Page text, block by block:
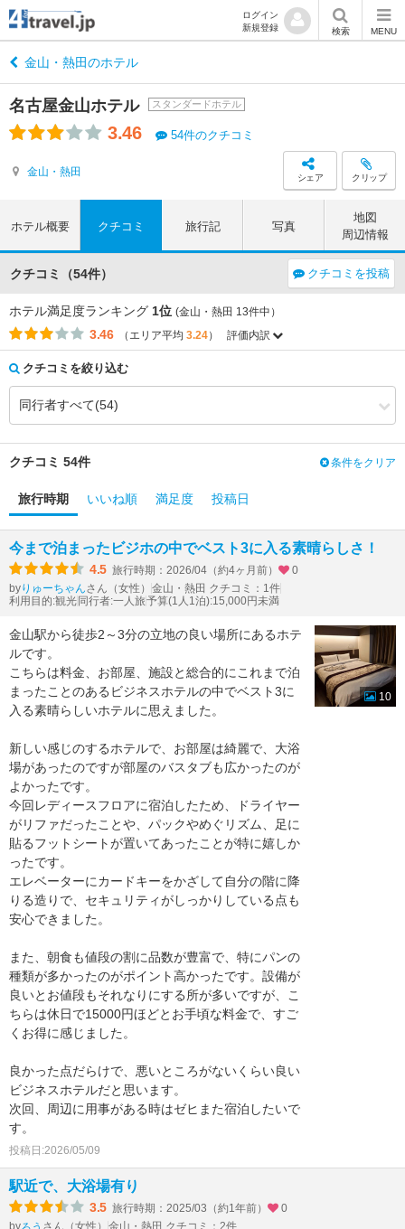
ログイン
新規登録
検索 MENU
金山・熱田のホテル
名古屋金山ホテル スタンダードホテル
3.46 54件のクチコミ
金山・熱田 シェア クリップ
ホテル概要 クチコミ 旅行記 写真
地図
周辺情報
クチコミ（54件） クチコミを投稿
ホテル満足度ランキング 1位 (金山・熱田 13件中）
3.46 （エリア平均 3.24）
評価内訳
評価項目
エリア平均
このホテルの平均
アクセス
コストパフォーマンス
接客対応 3.47 3.57（+0.10）
風呂
食事・ドリンク
クチコミを絞り込む
クチコミ 54件 条件をクリア
旅行時期 いいね順 満足度 投稿日
今まで泊まったビジホの中でベスト3に入る素晴らしさ！
4.5 旅行時期：2026/04（約4ヶ月前）
0
byりゅーちゃんさん（女性） 金山・熱田 クチコミ：1件
利用目的:観光 同行者:一人旅予算(1人1泊):15,000円未満
金山駅から徒歩2～3分の立地の良い場所にあるホテ
ルです。
こちらは料金、お部屋、施設と総合的にこれまで泊
まったことのあるビジネスホテルの中でベスト3に
入る素晴らしいホテルに思えました。
新しい感じのするホテルで、お部屋は綺麗で、大浴
場があったのですが部屋のバスタブも広かったのが
よかったです。
今回レディースフロアに宿泊したため、ドライヤー
がリファだったことや、パックやめぐリズム、足に
貼るフットシートが置いてあったことが特に嬉しか
ったです。
エレベーターにカードキーをかざして自分の階に降
りる造りで、セキュリティがしっかりしている点も
安心できました。
また、朝食も値段の割に品数が豊富で、特にパンの
種類が多かったのがポイント高かったです。設備が
良いとお値段もそれなりにする所が多いですが、こ
ちらは休日で15000円ほどとお手頃な料金で、すご
くお得に感じました。
良かった点だらけで、悪いところがないくらい良い
ビジネスホテルだと思います。
次回、周辺に用事がある時はゼヒまた宿泊したいで
す。
投稿日:2026/05/09
10
駅近で、大浴場有り
3.5 旅行時期：2025/03（約1年前）
0